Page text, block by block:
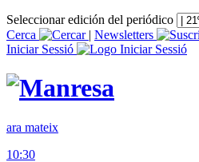
Seleccionar edición del periódico
Cerca
| Newsletters
Iniciar Sessió
ara mateix
10:30